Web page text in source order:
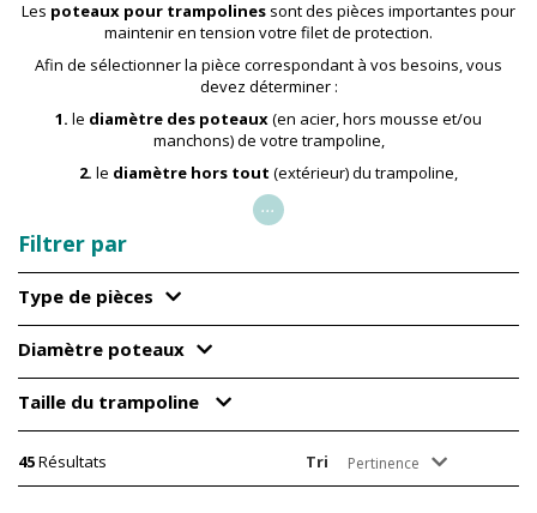
Les poteaux pour trampolines sont des pièces importantes pour
maintenir en tension votre filet de protection.
Afin de sélectionner la pièce correspondant à vos besoins, vous
devez déterminer :
1. le diamètre des poteaux(en acier, hors mousse et/ou
manchons) de votre trampoline,
2. le diamètre hors tout (extérieur) du trampoline,
...
Filtrer par
Type de pièces
Diamètre poteaux
Taille du trampoline
45Résultats Tri Pertinence